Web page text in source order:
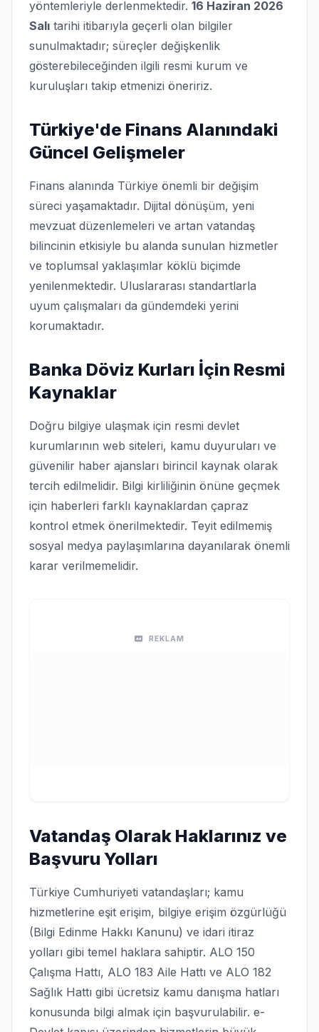
yöntemleriyle derlenmektedir. 16 Haziran 2026
Salı tarihi itibarıyla geçerli olan bilgiler
sunulmaktadır; süreçler değişkenlik
gösterebileceğinden ilgili resmi kurum ve
kuruluşları takip etmenizi öneririz.
Türkiye'de Finans Alanındaki
Güncel Gelişmeler
Finans alanında Türkiye önemli bir değişim
süreci yaşamaktadır. Dijital dönüşüm, yeni
mevzuat düzenlemeleri ve artan vatandaş
bilincinin etkisiyle bu alanda sunulan hizmetler
ve toplumsal yaklaşımlar köklü biçimde
yenilenmektedir. Uluslararası standartlarla
uyum çalışmaları da gündemdeki yerini
korumaktadır.
Banka Döviz Kurları İçin Resmi
Kaynaklar
Doğru bilgiye ulaşmak için resmi devlet
kurumlarının web siteleri, kamu duyuruları ve
güvenilir haber ajansları birincil kaynak olarak
tercih edilmelidir. Bilgi kirliliğinin önüne geçmek
için haberleri farklı kaynaklardan çapraz
kontrol etmek önerilmektedir. Teyit edilmemiş
sosyal medya paylaşımlarına dayanılarak önemli
karar verilmemelidir.
REKLAM
Vatandaş Olarak Haklarınız ve
Başvuru Yolları
Türkiye Cumhuriyeti vatandaşları; kamu
hizmetlerine eşit erişim, bilgiye erişim özgürlüğü
(Bilgi Edinme Hakkı Kanunu) ve idari itiraz
yolları gibi temel haklara sahiptir. ALO 150
Çalışma Hattı, ALO 183 Aile Hattı ve ALO 182
Sağlık Hattı gibi ücretsiz kamu danışma hatları
konusunda bilgi almak için başvurulabilir. e-